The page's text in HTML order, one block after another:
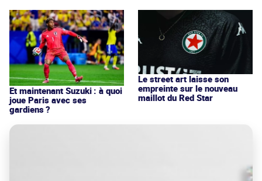
Et maintenant Suzuki : à quoi
joue Paris avec ses
gardiens ?
Le street art laisse son
empreinte sur le nouveau
maillot du Red Star